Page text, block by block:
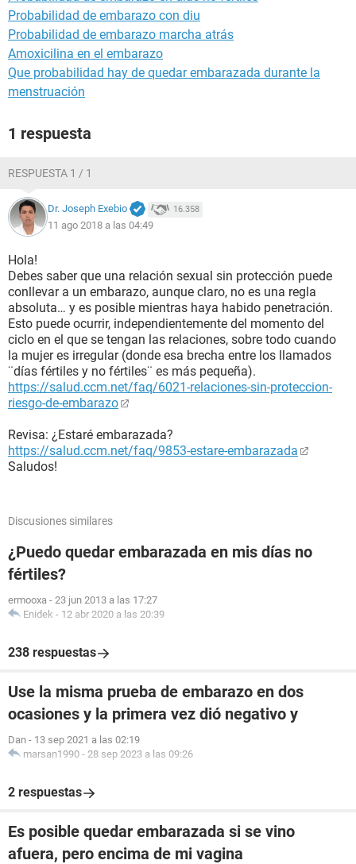
Probabilidad de embarazo con diu
Probabilidad de embarazo marcha atrás
Amoxicilina en el embarazo
Que probabilidad hay de quedar embarazada durante la
menstruación
1 respuesta
RESPUESTA 1 / 1
Dr. Joseph Exebio 16.358
11 ago 2018 a las 04:49
Hola!
Debes saber que una relación sexual sin protección puede
conllevar a un embarazo, aunque claro, no es una regla
absoluta… y es posible mientras haya habido penetración.
Esto puede ocurrir, independientemente del momento del
ciclo en el que se tengan las relaciones, sobre todo cuando
la mujer es irregular (donde esa brecha entre los llamados
¨días fértiles y no fértiles¨ es más pequeña).
https://salud.ccm.net/faq/6021-relaciones-sin-proteccion-
riesgo-de-embarazo
Revisa: ¿Estaré embarazada?
https://salud.ccm.net/faq/9853-estare-embarazada
Saludos!
Discusiones similares
¿Puedo quedar embarazada en mis días no
fértiles?
ermooxa - 23 jun 2013 a las 17:27
Enidek - 12 abr 2020 a las 20:39
238 respuestas
Use la misma prueba de embarazo en dos
ocasiones y la primera vez dió negativo y
Dan - 13 sep 2021 a las 02:19
marsan1990 - 28 sep 2023 a las 09:26
2 respuestas
Es posible quedar embarazada si se vino
afuera, pero encima de mi vagina